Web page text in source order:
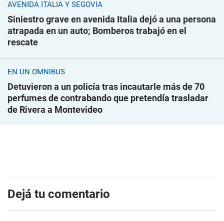
AVENIDA ITALIA Y SEGOVIA
Siniestro grave en avenida Italia dejó a una persona
atrapada en un auto; Bomberos trabajó en el
rescate
EN UN ÓMNIBUS
Detuvieron a un policía tras incautarle más de 70
perfumes de contrabando que pretendía trasladar
de Rivera a Montevideo
Dejá tu comentario